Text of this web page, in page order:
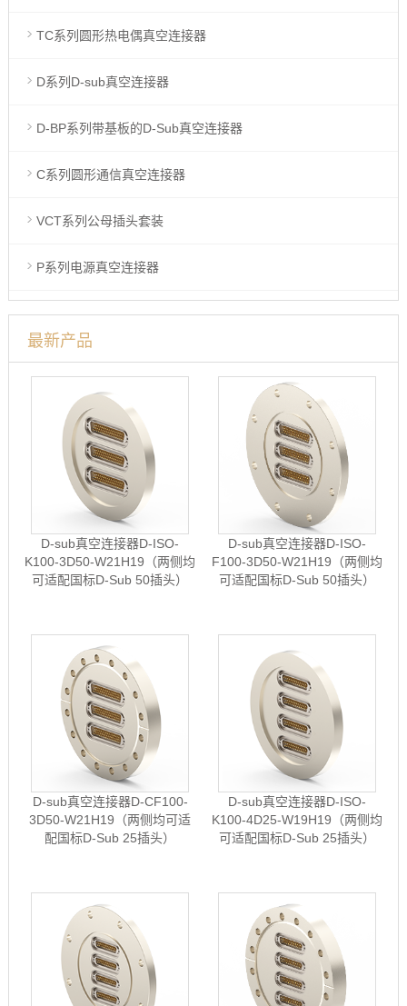
TC系列圆形热电偶真空连接器
D系列D-sub真空连接器
D-BP系列带基板的D-Sub真空连接器
C系列圆形通信真空连接器
VCT系列公母插头套装
P系列电源真空连接器
最新产品
D-sub真空连接器D-ISO-
K100-3D50-W21H19（两侧均
可适配国标D-Sub 50插头）
D-sub真空连接器D-ISO-
F100-3D50-W21H19（两侧均
可适配国标D-Sub 50插头）
D-sub真空连接器D-CF100-
3D50-W21H19（两侧均可适
配国标D-Sub 25插头）
D-sub真空连接器D-ISO-
K100-4D25-W19H19（两侧均
可适配国标D-Sub 25插头）